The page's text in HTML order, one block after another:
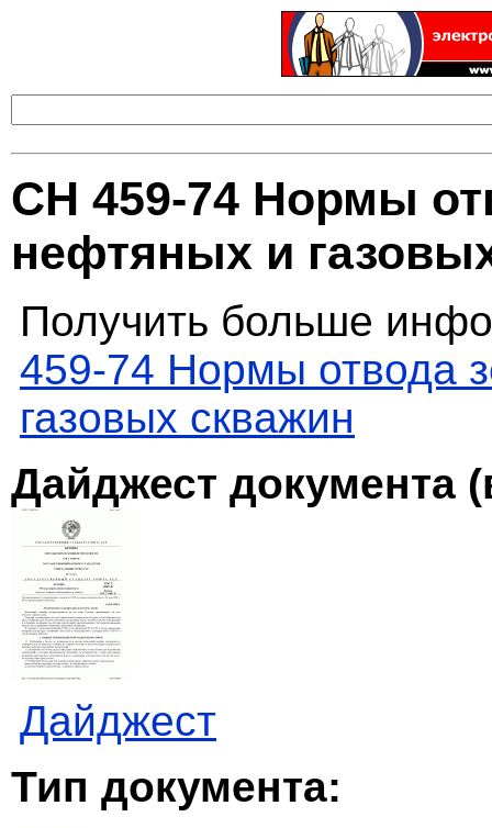
СН 459-74 Нормы
нефтяных и
Получить больше
459-74 Нормы отвода
газовых скважин
Дайджест документа
Дайджест
Тип документа: